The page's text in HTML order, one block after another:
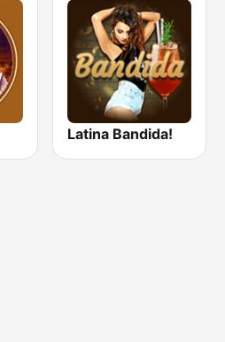
Latina Bandida!